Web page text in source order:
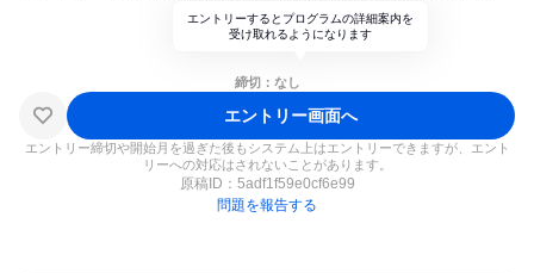
エントリーするとプログラムの詳細案内を
受け取れるようになります
締切：なし
エントリー画面へ
エントリー締切や開始月を過ぎた後もシステム上はエントリーできますが、エント
リーへの対応はされないことがあります。
原稿ID： 5adf1f59e0cf6e99
問題を報告する